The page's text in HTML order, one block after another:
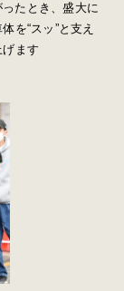
たとき、盛大に
を“スッ”と支え
ます